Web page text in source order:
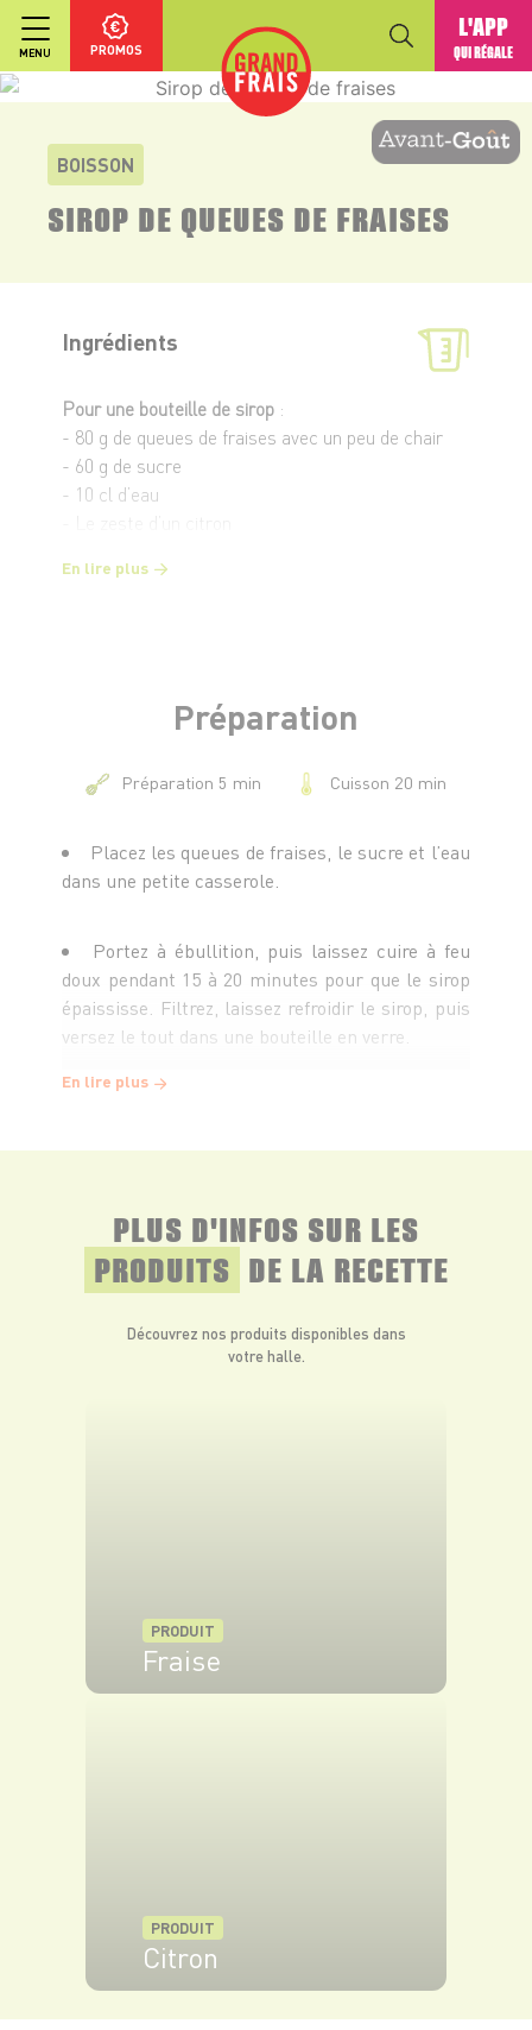
MENU PROMOS
L'APP
QUI RÉGALE
BOISSON
SIROP DE QUEUES DE FRAISES
Ingrédients
Pour une bouteille de sirop :
- 80 g de queues de fraises avec un peu de chair
- 60 g de sucre
- 10 cl d’eau
En lire plus
Préparation
Préparation 5 min Cuisson 20 min
Placez les queues de fraises, le sucre et l’eau
dans une petite casserole.
Portez à ébullition, puis laissez cuire à feu
doux pendant 15 à 20 minutes pour que le sirop
épaississe. Filtrez, laissez refroidir le sirop, puis
versez le tout dans une bouteille en verre.
En lire plus
PLUS D'INFOS SUR LES
PRODUITS DE LA RECETTE
Découvrez nos produits disponibles dans
votre halle.
PRODUIT
Fraise
PRODUIT
Citron